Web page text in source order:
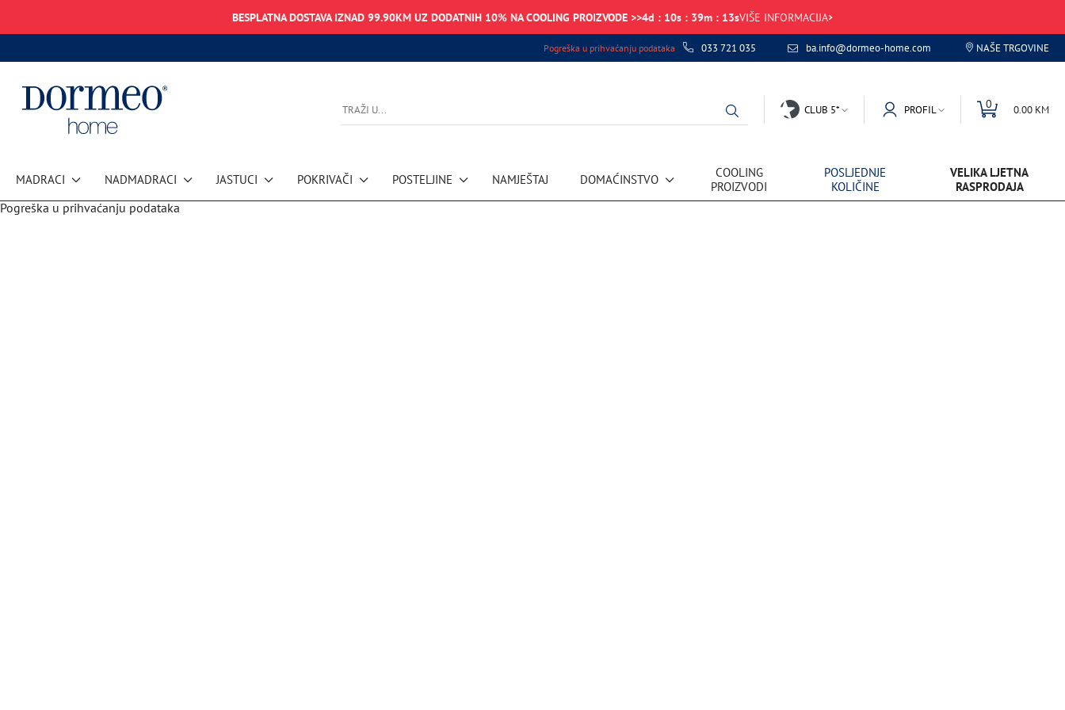
BESPLATNA DOSTAVA IZNAD 99.90KM UZ DODATNIH 10% NA COOLING PROIZVODE >>4d : 10s : 39m : 13sVIŠE INFORMACIJA
Pogreška u prihvaćanju podataka 033 721 035 ba.info@dormeo-home.com NAŠE TRGOVINE
CLUB 5* PROFIL 0 0.00 KM
MADRACI NADMADRACI JASTUCI POKRIVAČI POSTELJINE NAMJEŠTAJ DOMAĆINSTVO
COOLING
PROIZVODI
POSLJEDNJE
KOLIČINE
VELIKA LJETNA
RASPRODAJA
Pogreška u prihvaćanju podataka